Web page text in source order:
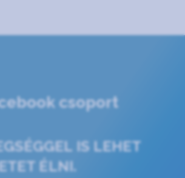
csoport
IS LEHET
ÉLNI.